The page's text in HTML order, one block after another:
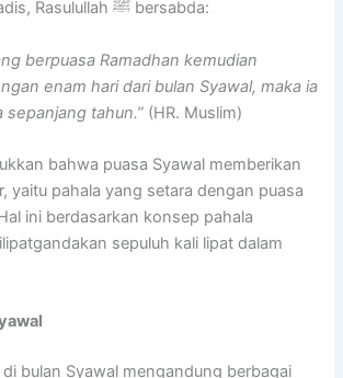
Dalam sebuah hadis, Rasulullah ﷺ bersabda:
berpuasa Ramadhan kemudian
enam hari dari bulan Syawal, maka ia
tahun.” (HR. Muslim)
bahwa puasa Syawal memberikan
yaitu pahala yang setara dengan puasa
ini berdasarkan konsep pahala
sepuluh kali lipat dalam
di bulan Syawal mengandung berbagai